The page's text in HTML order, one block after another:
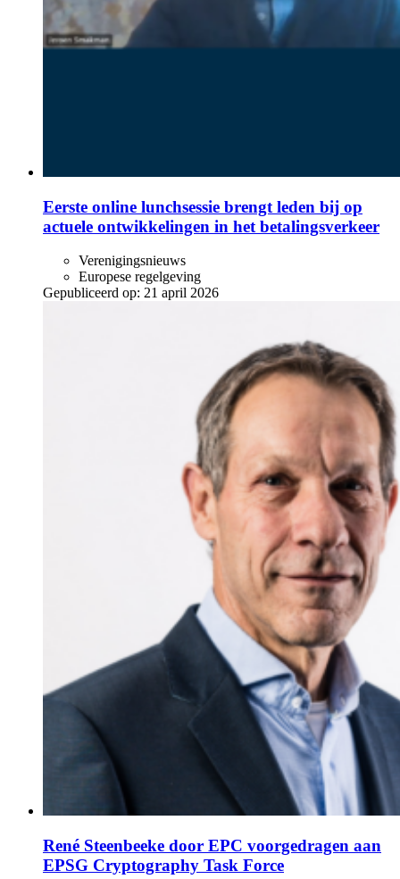
Eerste online lunchsessie brengt leden bij op
actuele ontwikkelingen in het betalingsverkeer
Verenigingsnieuws
Europese regelgeving
Gepubliceerd op: 21 april 2026
René Steenbeeke door EPC voorgedragen aan
EPSG Cryptography Task Force